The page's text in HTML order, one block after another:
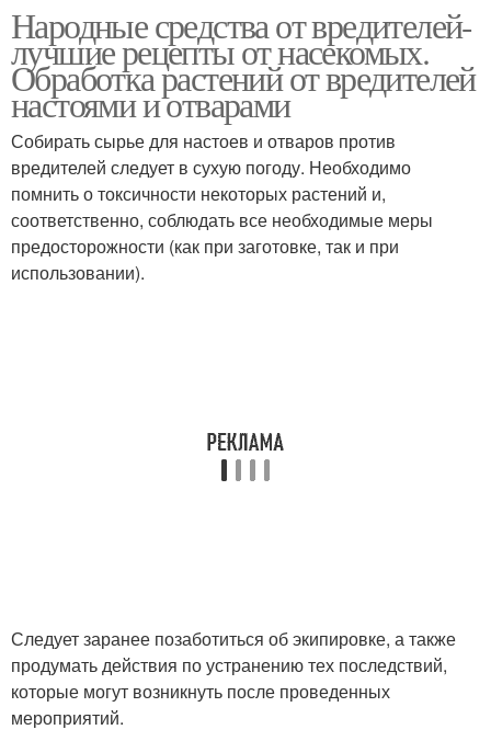
перца
средство
Средство от
вредителей
Средства от грибковых
заболеваний
Средства для растений
Народные средства от вредителей-
лучшие рецепты от насекомых.
Обработка растений от вредителей
настоями и отварами
Собирать сырье для настоев и отваров против
вредителей следует в сухую погоду. Необходимо
помнить о токсичности некоторых растений и,
соответственно, соблюдать все необходимые меры
предосторожности (как при заготовке, так и при
использовании).
Следует заранее позаботиться об экипировке, а также
продумать действия по устранению тех последствий,
которые могут возникнуть после проведенных
мероприятий.